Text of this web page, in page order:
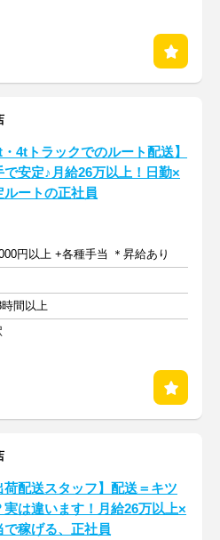
・4tトラックでのルート配送】
で安定♪月給26万以上！日勤×
ルートの正社員
円以上 +各種手当 ＊昇給あり
間以上
荷配送スタッフ】配送＝キツ
実は違います！月給26万以上×
で稼げる、正社員